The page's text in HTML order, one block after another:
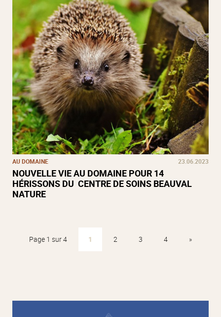
AU DOMAINE 23.06.2023
NOUVELLE VIE AU DOMAINE POUR 14
HÉRISSONS DU CENTRE DE SOINS BEAUVAL
NATURE
Page 1 sur 4 1 2 3 4 »